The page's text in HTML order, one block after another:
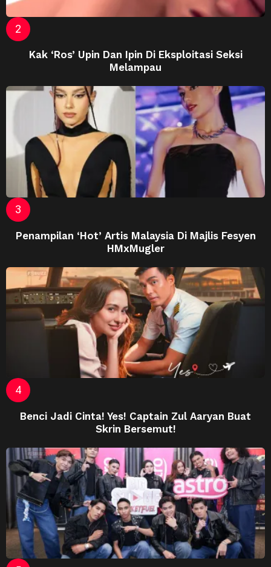
Kak ‘Ros’ Upin Dan Ipin Di Eksploitasi Seksi
Melampau
Penampilan ‘Hot’ Artis Malaysia Di Majlis Fesyen
HMxMugler
Benci Jadi Cinta! Yes! Captain Zul Aaryan Buat
Skrin Bersemut!